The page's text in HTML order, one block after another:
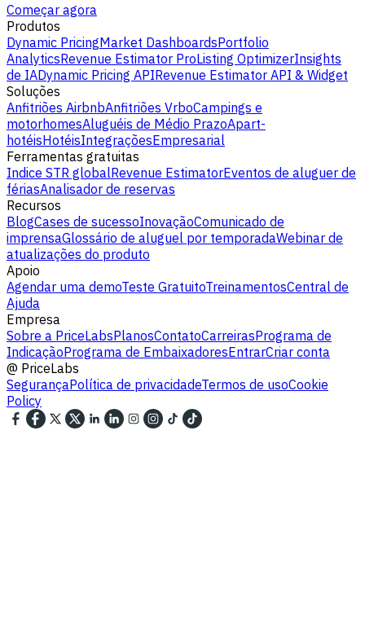
Começar agora
Produtos
Dynamic PricingMarket DashboardsPortfolio
AnalyticsRevenue Estimator ProListing OptimizerInsights
de IADynamic Pricing APIRevenue Estimator API & Widget
Soluções
Anfitriões AirbnbAnfitriões VrboCampings e
motorhomesAluguéis de Médio PrazoApart-
hotéisHotéisIntegraçõesEmpresarial
Ferramentas gratuitas
Indice STR globalRevenue EstimatorEventos de aluguer de
fériasAnalisador de reservas
Recursos
BlogCases de sucessoInovaçãoComunicado de
imprensaGlossário de aluguel por temporadaWebinar de
atualizações do produto
Apoio
Agendar uma demoTeste GratuitoTreinamentosCentral de
Ajuda
Empresa
Sobre a PriceLabsPlanosContatoCarreirasPrograma de
IndicaçãoPrograma de EmbaixadoresEntrarCriar conta
@ PriceLabs
SegurançaPolítica de privacidadeTermos de usoCookie
Policy